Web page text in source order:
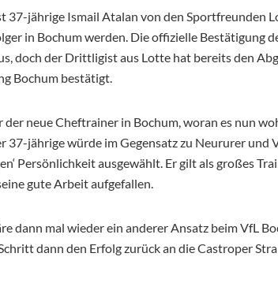
37-jährige Ismail Atalan von den Sportfreunden
in Bochum werden. Die offizielle Bestätigung
doch der Drittligist aus Lotte hat bereits den
Bochum bestätigt.
der neue Cheftrainer in Bochum, woran es nun
37-jährige würde im Gegensatz zu Neururer und
Persönlichkeit ausgewählt. Er gilt als großes
gute Arbeit aufgefallen.
dann mal wieder ein anderer Ansatz beim VfL
dann den Erfolg zurück an die Castroper